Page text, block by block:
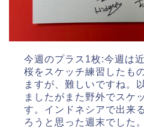
今週のプラス1枚:今週は
桜をスケッチ練習したも
ますが、難しいですね。
ましたがまた野外でスケ
す。インドネシアで出来
ろうと思った週末でした。